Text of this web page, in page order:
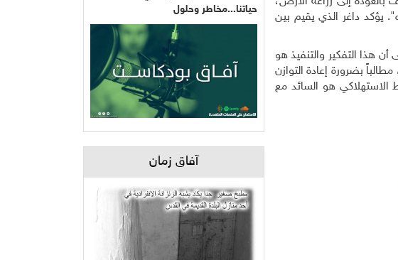
يؤكد داغر الذي يقيم بين
للاستثمار فيه. مشدداً على أن هذا التفكير والتنفيذ هو
بضرورة إعادة التوازن
الاستهلاكي هو السائد مع
حياتنا...مخاطر وحلول
آفاق زمان